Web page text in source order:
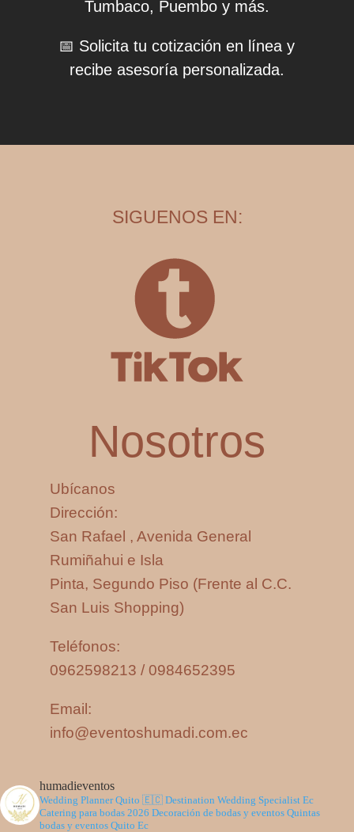
Tumbaco, Puembo y más.
📅 Solicita tu cotización en línea y
recibe asesoría personalizada.
SIGUENOS EN:
Nosotros
Ubícanos
Dirección:
San Rafael , Avenida General
Rumiñahui e Isla
Pinta, Segundo Piso (Frente al C.C.
San Luis Shopping)
Teléfonos:
0962598213 / 0984652395
Email:
info@eventoshumadi.com.ec
humadieventos
Wedding Planner Quito 🇪🇨 Destination Wedding Specialist Ec
Catering para bodas 2026 Decoración de bodas y eventos Quintas
bodas y eventos Quito Ec